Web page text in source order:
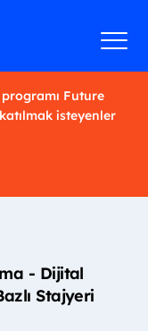
Future
isteyenler
- Dijital
Stajyeri